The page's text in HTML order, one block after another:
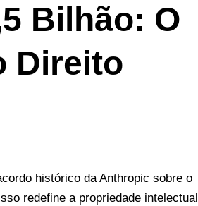
Bilhão: O
Direito
histórico da Anthropic sobre o
redefine a propriedade intelectual